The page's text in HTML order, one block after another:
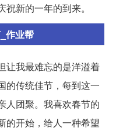
新的一年的到来。
作业帮
让我最难忘的是洋溢着
的传统佳节，每到这一
人团聚。我喜欢春节的
的开始，给人一种希望